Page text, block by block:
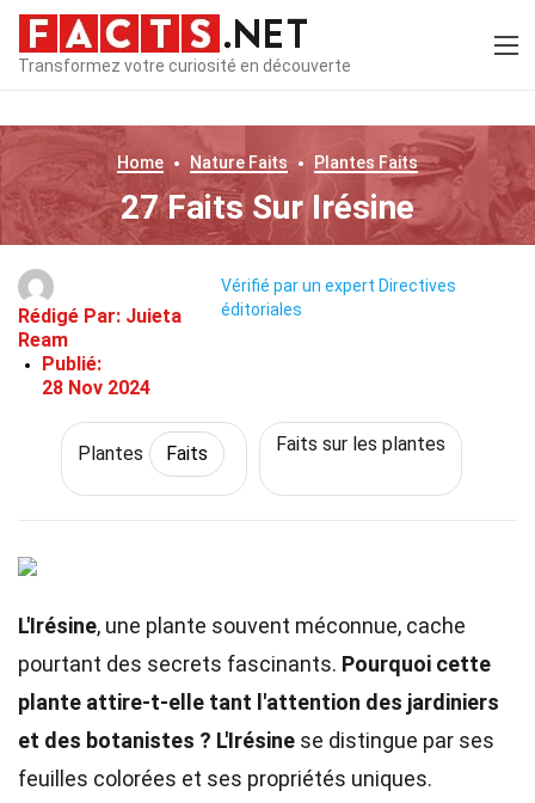
Transformez votre curiosité en découverte
Home Nature Faits Plantes Faits
27 Faits Sur Irésine
Rédigé Par: Juieta
Ream
Publié:
28 Nov 2024
Vérifié par un expert Directives
éditoriales
Plantes Faits Faits sur les plantes
L'Irésine, une plante souvent méconnue, cache
pourtant des secrets fascinants. Pourquoi cette
plante attire-t-elle tant l'attention des jardiniers
et des botanistes ? L'Irésine se distingue par ses
feuilles colorées et ses propriétés uniques.